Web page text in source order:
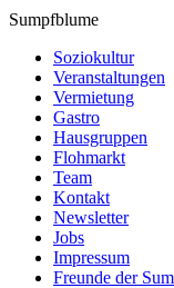
Sumpfblume
Soziokultur
Veranstaltungen
Vermietung
Gastro
Hausgruppen
Flohmarkt
Team
Kontakt
Newsletter
Jobs
Impressum
Freunde der